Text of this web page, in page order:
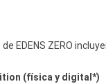
EDENS ZERO
(física y digital*)